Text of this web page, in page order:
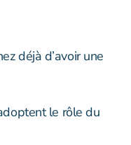
déjà d’avoir une
le rôle du